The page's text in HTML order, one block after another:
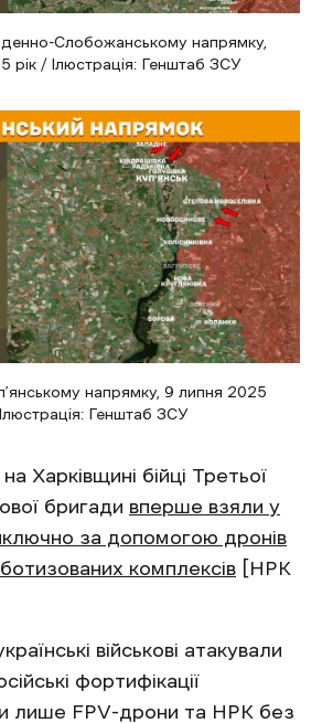
Слобожанському напрямку,
рік / Ілюстрація: Генштаб ЗСУ
напрямку, 9 липня 2025
Генштаб ЗСУ
Харківщині бійці Третьої
бригади вперше взяли у
за допомогою дронів
комплексів [НРК
військові атакували
фортифікації
лише FPV-дрони та НРК без